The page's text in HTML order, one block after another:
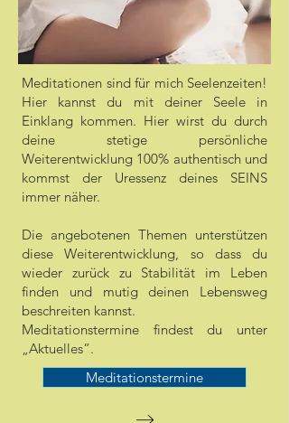
Meditationen sind für mich Seelenzeiten!
Hier kannst du mit deiner Seele in
Einklang kommen. Hier wirst du durch
deine stetige persönliche
Weiterentwicklung 100% authentisch und
kommst der Uressenz deines SEINS
immer näher.
Die angebotenen Themen unterstützen
diese Weiterentwicklung, so dass du
wieder zurück zu Stabilität im Leben
finden und mutig deinen Lebensweg
beschreiten kannst.
Meditationstermine findest du unter
„Aktuelles“.
Meditationstermine